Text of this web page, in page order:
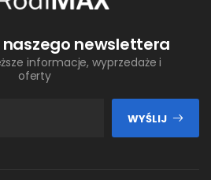
naszego newslettera
informacje, wyprzedaże i
oferty
WYŚLIJ